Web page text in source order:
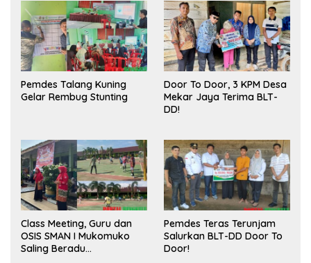
Pasar
Pemdes Talang Kuning
Gelar Rembug Stunting
Door To Door, 3 KPM Desa
Mekar Jaya Terima BLT-
DD!
Class Meeting, Guru dan
OSIS SMAN I Mukomuko
Saling Beradu
Pemdes Teras Terunjam
Salurkan BLT-DD Door To
Door!